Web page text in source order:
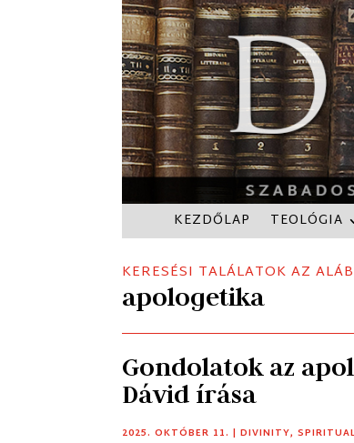
KEZDŐLAP TEOLÓGIA
KERESÉSI TALÁLATOK AZ
apologetika
Gondolatok az
Dávid írása
2025. OKTÓBER 11. |DIVINITY,